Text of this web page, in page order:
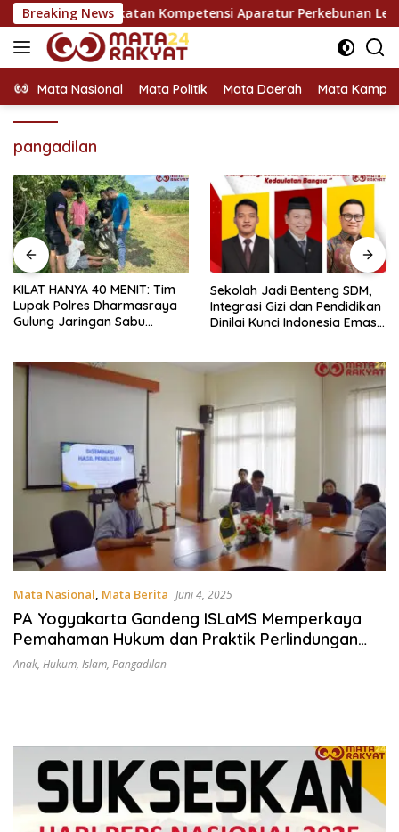
Langsung
ke
konten
Breaking News
Peningkatan Kompetensi Aparatur Perkebunan Lewat
Mata Nasional Mata Politik Mata Daerah Mata
pangadilan
Sekolah Jadi Benteng SDM,
Integrasi Gizi dan Pendidikan
Dinilai Kunci Indonesia Emas
KPU Dorong Pendidikan
Pemilih Berkelanjutan untuk
Meningkatkan Kualitas
Mata Nasional, Mata Berita Juni 4, 2025
PA Yogyakarta Gandeng ISLaMS Memperkaya
Pemahaman Hukum dan Praktik Perlindungan
Anak dan Perempuan di Kalangan Calon Hakim
Anak, Hukum, Islam, Pangadilan